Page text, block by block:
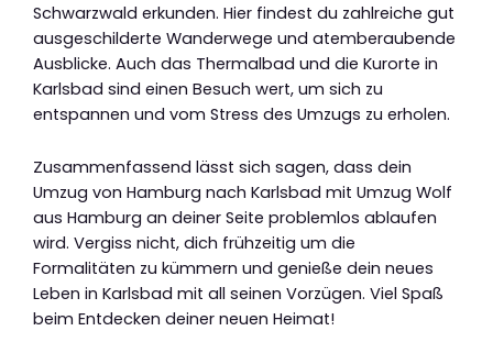
Schwarzwald erkunden. Hier findest du zahlreiche gut
ausgeschilderte Wanderwege und atemberaubende
Ausblicke. Auch das Thermalbad und die Kurorte in
Karlsbad sind einen Besuch wert, um sich zu
entspannen und vom Stress des Umzugs zu erholen.
Zusammenfassend lässt sich sagen, dass dein
Umzug von Hamburg nach Karlsbad mit Umzug Wolf
aus Hamburg an deiner Seite problemlos ablaufen
wird. Vergiss nicht, dich frühzeitig um die
Formalitäten zu kümmern und genieße dein neues
Leben in Karlsbad mit all seinen Vorzügen. Viel Spaß
beim Entdecken deiner neuen Heimat!